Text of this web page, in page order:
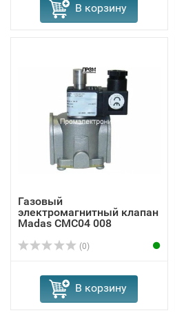
В корзину
Газовый
электромагнитный клапан
Madas СMC04 008
(0)
В корзину